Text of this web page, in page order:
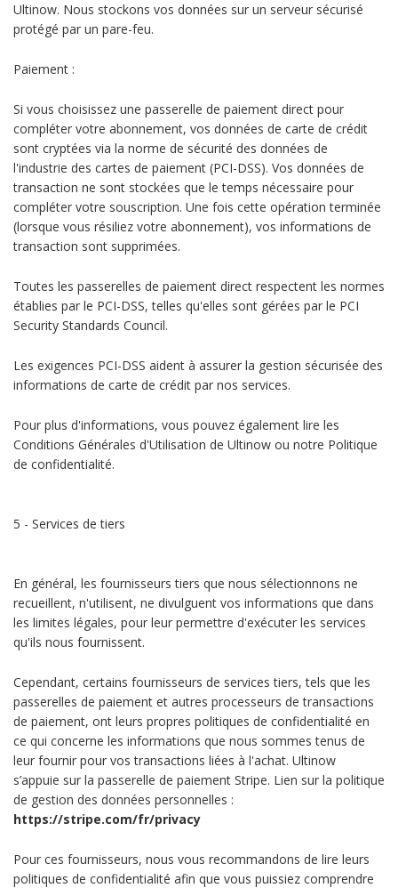
Ultinow. Nous stockons vos données sur un serveur sécurisé
protégé par un pare-feu.
Paiement :
Si vous choisissez une passerelle de paiement direct pour
compléter votre abonnement, vos données de carte de crédit
sont cryptées via la norme de sécurité des données de
l'industrie des cartes de paiement (PCI-DSS). Vos données de
transaction ne sont stockées que le temps nécessaire pour
compléter votre souscription. Une fois cette opération terminée
(lorsque vous résiliez votre abonnement), vos informations de
transaction sont supprimées.
Toutes les passerelles de paiement direct respectent les normes
établies par le PCI-DSS, telles qu'elles sont gérées par le PCI
Security Standards Council.
Les exigences PCI-DSS aident à assurer la gestion sécurisée des
informations de carte de crédit par nos services.
Pour plus d'informations, vous pouvez également lire les
Conditions Générales d'Utilisation de Ultinow ou notre Politique
de confidentialité.
5 - Services de tiers
En général, les fournisseurs tiers que nous sélectionnons ne
recueillent, n'utilisent, ne divulguent vos informations que dans
les limites légales, pour leur permettre d'exécuter les services
qu'ils nous fournissent.
Cependant, certains fournisseurs de services tiers, tels que les
passerelles de paiement et autres processeurs de transactions
de paiement, ont leurs propres politiques de confidentialité en
ce qui concerne les informations que nous sommes tenus de
leur fournir pour vos transactions liées à l'achat. Ultinow
s’appuie sur la passerelle de paiement Stripe. Lien sur la politique
de gestion des données personnelles :
https://stripe.com/fr/privacy
Pour ces fournisseurs, nous vous recommandons de lire leurs
politiques de confidentialité afin que vous puissiez comprendre